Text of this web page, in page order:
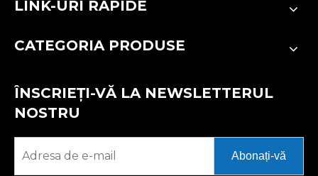
LINK-URI RAPIDE
CATEGORIA PRODUSE
ÎNSCRIEȚI-VĂ LA NEWSLETTERUL
NOSTRU
Abonați-vă